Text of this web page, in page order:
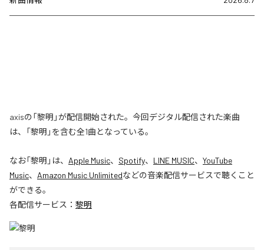
axisの「黎明」が配信開始された。今回デジタル配信された楽曲
は、「黎明」を含む全1曲となっている。
なお「黎明 」は、 Apple Music、 Spotify、 LINE MUSIC、 YouTube
Music、 Amazon Music Unlimitedなどの音楽配信サービスで聴くこと
ができる。
各配信サービス： 黎明